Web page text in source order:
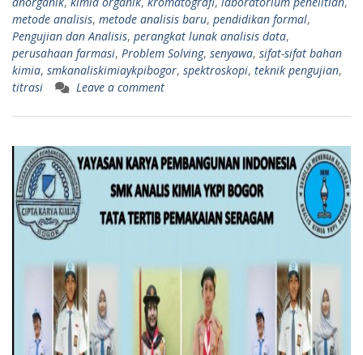
metode analisis, metode analisis baru, pendidikan formal,
Pengujian dan Analisis, perangkat lunak analisis data,
perusahaan farmasi, Problem Solving, senyawa, sifat-sifat bahan
kimia, smkanaliskimiaykpibogor, spektroskopi, teknik pengujian,
titrasi
Leave a comment